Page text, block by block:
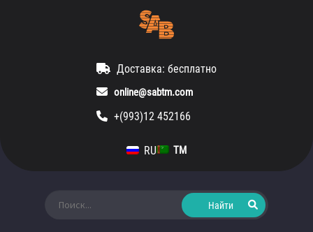
Доставка: бесплатно
online@sabtm.com
+(993)12 452166
RU TM